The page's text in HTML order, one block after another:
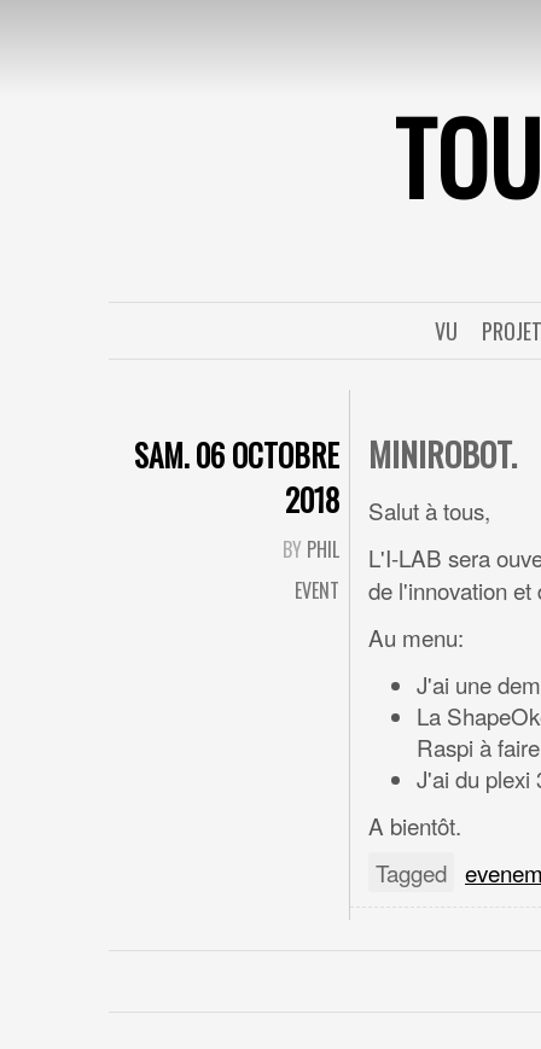
VU
SAM. 06 OCTOBRE
2018
BY PHIL
EVENT
MINIROBOT.
Salut à tous,
L'I-LAB sera
de l'innovation et
Au menu:
J'ai une
La
Raspi à
J'ai du plexi
A bientôt.
Tagged